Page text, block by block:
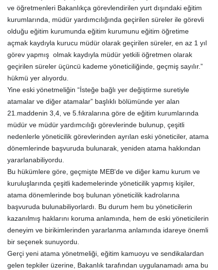
ve öğretmenleri Bakanlıkça görevlendirilen yurt dışındaki eğitim
kurumlarında, müdür yardımcılığında geçirilen süreler ile görevli
olduğu eğitim kurumunda eğitim kurumunu eğitim öğretime
açmak kaydıyla kurucu müdür olarak geçirilen süreler, en az 1 yıl
görev yapmış olmak kaydıyla müdür yetkili öğretmen olarak
geçirilen süreler üçüncü kademe yöneticiliğinde, geçmiş sayılır.”
hükmü yer alıyordu.
Yine eski yönetmeliğin “İsteğe bağlı yer değiştirme suretiyle
atamalar ve diğer atamalar” başlıklı bölümünde yer alan
21.maddenin 3,4, ve 5.fıkralarına göre de eğitim kurumlarında
müdür ve müdür yardımcılığı görevlerinde bulunup, çeşitli
nedenlerle yöneticilik görevlerinden ayrılan eski yöneticiler, atama
dönemlerinde başvuruda bulunarak, yeniden atama hakkından
yararlanabiliyordu.
Bu hükümlere göre, geçmişte MEB'de ve diğer kamu kurum ve
kuruluşlarında çeşitli kademelerinde yöneticilik yapmış kişiler,
atama dönemlerinde boş bulunan yöneticilik kadrolarına
başvuruda bulunabiliyorlardı. Bu durum hem bu yöneticilerin
kazanılmış haklarını koruma anlamında, hem de eski yöneticilerin
deneyim ve birikimlerinden yararlanma anlamında idareye önemli
bir seçenek sunuyordu.
Gerçi yeni atama yönetmeliği, eğitim kamuoyu ve sendikalardan
gelen tepkiler üzerine, Bakanlık tarafından uygulanamadı ama bu